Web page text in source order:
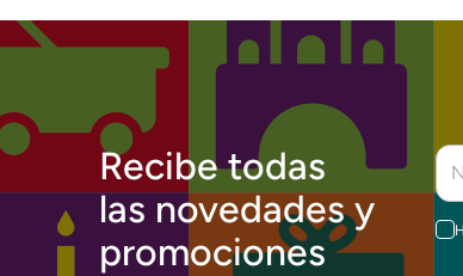
Recibe todas
las novedades y
promociones